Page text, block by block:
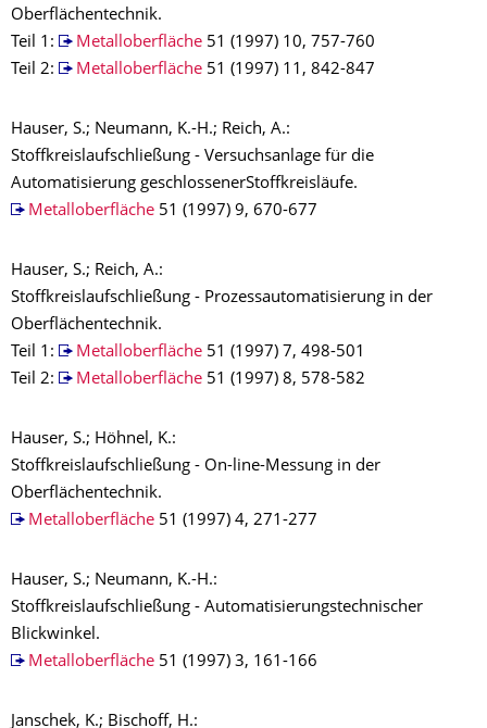
Oberflächentechnik.
Teil 1:
Metalloberfläche51 (1997) 10, 757-760
Teil 2:
Metalloberfläche51 (1997) 11, 842-847
Hauser, S.; Neumann, K.-H.; Reich, A.:
Stoffkreislaufschließung - Versuchsanlage für die
Automatisierung geschlossenerStoffkreisläufe.
Metalloberfläche51 (1997) 9, 670-677
Hauser, S.; Reich, A.:
Stoffkreislaufschließung - Prozessautomatisierung in der
Oberflächentechnik.
Teil 1:
Metalloberfläche51 (1997) 7, 498-501
Teil 2:
Metalloberfläche51 (1997) 8, 578-582
Hauser, S.; Höhnel, K.:
Stoffkreislaufschließung - On-line-Messung in der
Oberflächentechnik.
Metalloberfläche51 (1997) 4, 271-277
Hauser, S.; Neumann, K.-H.:
Stoffkreislaufschließung - Automatisierungstechnischer
Blickwinkel.
Metalloberfläche51 (1997) 3, 161-166
Janschek, K.; Bischoff, H.: